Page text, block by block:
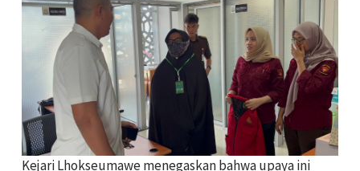
Kejari Lhokseumawe menegaskan bahwa upaya ini